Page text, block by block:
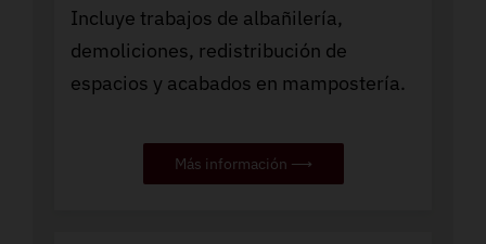
Incluye trabajos de albañilería,
demoliciones, redistribución de
espacios y acabados en mampostería.
Más información ⟶